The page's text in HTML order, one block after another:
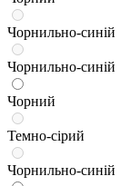
Чорнильно-синій
Чорнильно-синій
Чорний
Темно-сірий
Чорнильно-синій